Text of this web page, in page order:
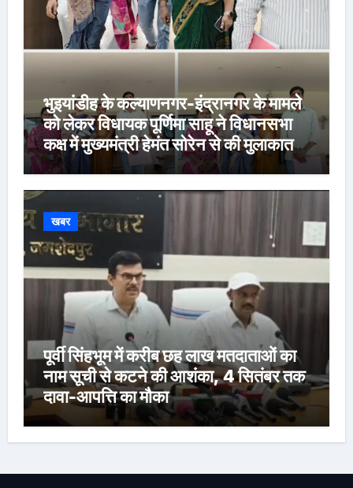
भुइयांडीह के कल्याणनगर-इंद्रानगर के मामले
को लेकर विधायक पूर्णिमा साहू ने विधानसभा
कक्ष में मुख्यमंत्री हेमंत सोरेन से की मुलाकात,
कार्रवाई स्थगित करने व पुनर्वास की रखी मांग,
बस्तीवासी भी रहे मौजूद
खबर
पूर्वी सिंहभूम में करीब छह लाख मतदाताओं का
नाम सूची से कटने की आशंका, 4 सितंबर तक
दावा-आपत्ति का मौका